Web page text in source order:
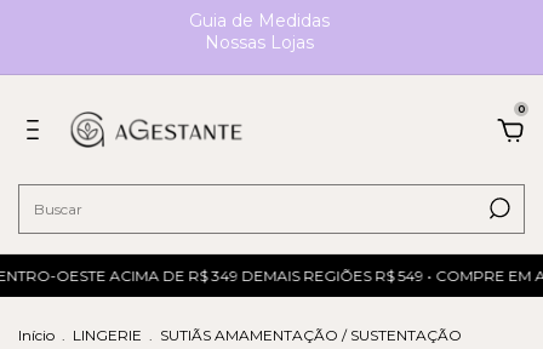
Guia de Medidas
Nossas Lojas
0
OESTE ACIMA DE R$ 349 DEMAIS REGIÕES R$ 549 • COMPRE
Início . LINGERIE . SUTIÃS AMAMENTAÇÃO / SUSTENTAÇÃO